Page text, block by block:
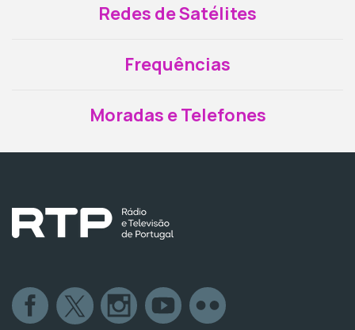
Redes de Satélites
Frequências
Moradas e Telefones